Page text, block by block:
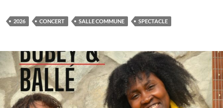
2026 CONCERT SALLE COMMUNE SPECTACLE